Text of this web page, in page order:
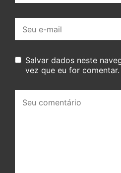
mail:
Salvar dados neste
vez que eu for comentar.
comentário: